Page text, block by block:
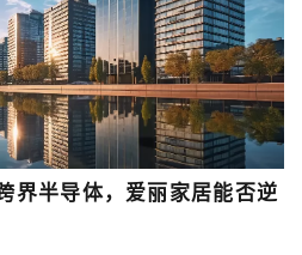
界半导体，爱丽家居能否逆